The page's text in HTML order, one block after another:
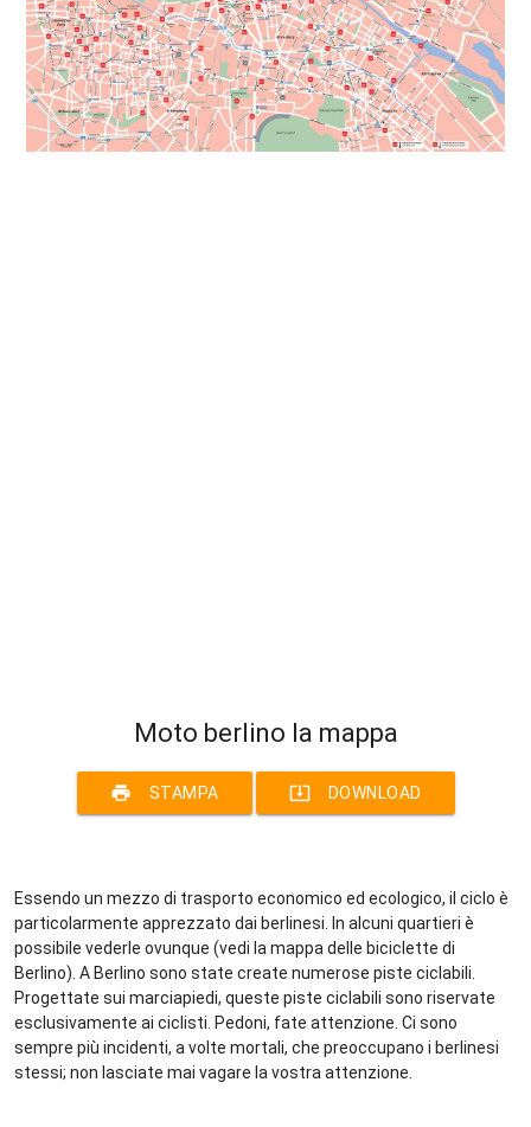
Moto berlino la mappa
print STAMPA system_update_alt DOWNLOAD
Essendo un mezzo di trasporto economico ed ecologico, il ciclo è
particolarmente apprezzato dai berlinesi. In alcuni quartieri è
possibile vederle ovunque (vedi la mappa delle biciclette di
Berlino). A Berlino sono state create numerose piste ciclabili.
Progettate sui marciapiedi, queste piste ciclabili sono riservate
esclusivamente ai ciclisti. Pedoni, fate attenzione. Ci sono
sempre più incidenti, a volte mortali, che preoccupano i berlinesi
stessi; non lasciate mai vagare la vostra attenzione.